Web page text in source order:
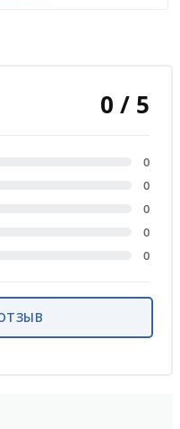
0 / 5
0
0
0
0
0